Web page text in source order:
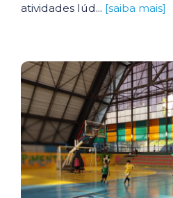
atividades lúd... [saiba mais]